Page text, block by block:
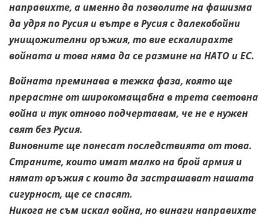
направихте, а именно да позволите на фашизма
да удря по Русия и вътре в Русия с далекобойни
унищожителни оръжия, то вие ескалирахте
войната и това няма да се размине на НАТО и ЕС.
Войната преминава в тежка фаза, която ще
прерастне от широкомащабна в трета световна
война и тук отново подчертавам, че не е нужен
свят без Русия.
Виновните ще понесат последствията от това.
Страните, които имат малко на брой армия и
нямат оръжия с които да застрашават нашата
сигурност, ще се спасят.
Никога не съм искал война, но винаги направихте